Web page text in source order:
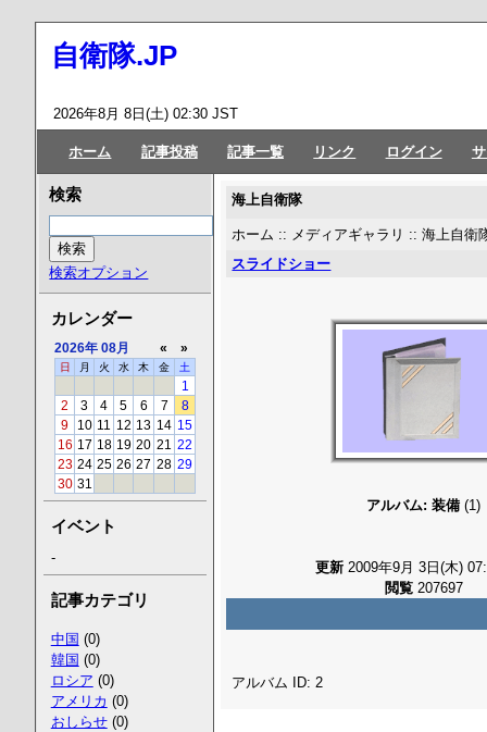
自衛隊.JP
2026年8月 8日(土) 02:30 JST
ホーム 記事投稿 記事一覧 リンク ログイン
海上自衛隊
ホーム :: メディアギャラリ :: 海上自衛
スライドショー
アルバム: 装備 (1)
更新 2009年9月 3日(木)
閲覧207697
アルバム ID: 2
検索
検索オプション
カレンダー
2026年 08月 « »
日 月 火 水 木 金 土
1
2
3 4 5 6 7
8
9
10 11 12 13 14 15
16 17 18 19 20 21
22
23 24 25 26 27 28 29
30 31
イベント
-
記事カテゴリ
中国 (0)
韓国 (0)
ロシア (0)
アメリカ (0)
おしらせ(0)